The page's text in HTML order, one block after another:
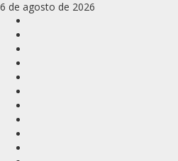
Saltar
contenido
6 de agosto de 2026